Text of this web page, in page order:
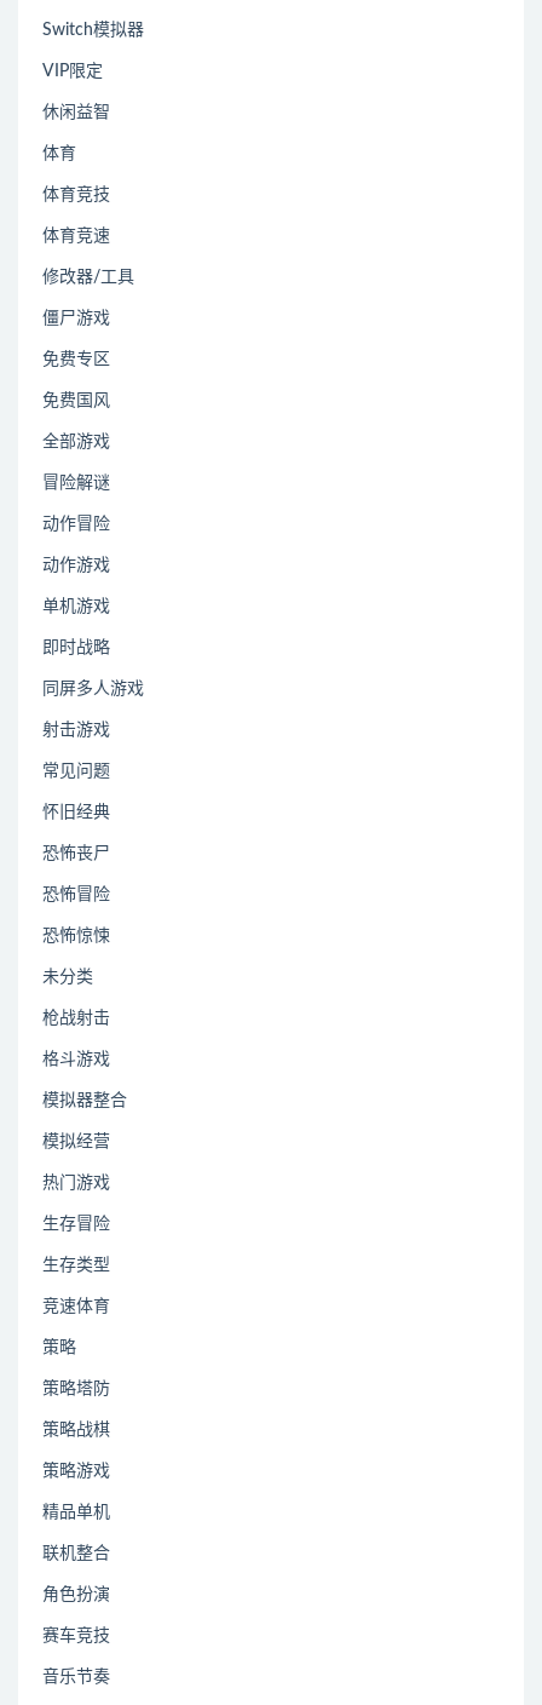
Switch模拟器
VIP限定
休闲益智
体育
体育竞技
体育竞速
修改器/工具
僵尸游戏
免费专区
免费国风
全部游戏
冒险解谜
动作冒险
动作游戏
单机游戏
即时战略
同屏多人游戏
射击游戏
常见问题
怀旧经典
恐怖丧尸
恐怖冒险
恐怖惊悚
未分类
枪战射击
格斗游戏
模拟器整合
模拟经营
热门游戏
生存冒险
生存类型
竞速体育
策略
策略塔防
策略战棋
策略游戏
精品单机
联机整合
角色扮演
赛车竞技
音乐节奏